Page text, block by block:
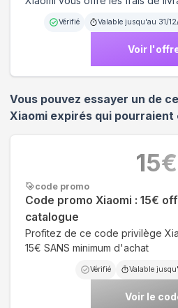
Vérifié Valable jusqu'au 31/
Voir
Vous pouvez essayer un de
Xiaomi expirés qui
code promo
Code promo Xiaomi : 15€
catalogue
Profitez de ce code privilège
15€ SANS minimum d'achat
Vérifié Valable
Voir le
15€